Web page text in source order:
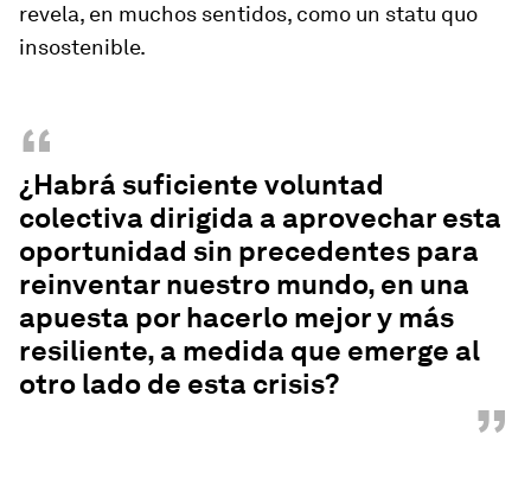
revela, en muchos sentidos, como un statu quo
insostenible.
“
¿Habrá suficiente voluntad
colectiva dirigida a aprovechar esta
oportunidad sin precedentes para
reinventar nuestro mundo, en una
apuesta por hacerlo mejor y más
resiliente, a medida que emerge al
otro lado de esta crisis?
”